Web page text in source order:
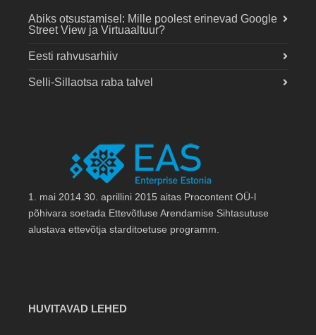
Abiks otsustamisel: Mille poolest erinevad Google
Street View ja Virtuaaltuur?
Eesti rahvusarhiiv
Selli-Sillaotsa raba talvel
1. mai 2014 30. aprillini 2015 aitas Procontent OÜ-l
põhivara soetada Ettevõtluse Arendamise Sihtasutuse
alustava ettevõtja starditoetuse programm.
HUVITAVAD LEHED